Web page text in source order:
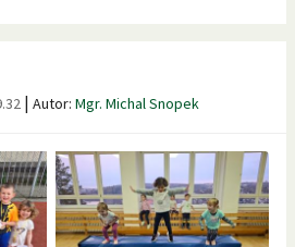
| Autor: Mgr. Michal Snopek